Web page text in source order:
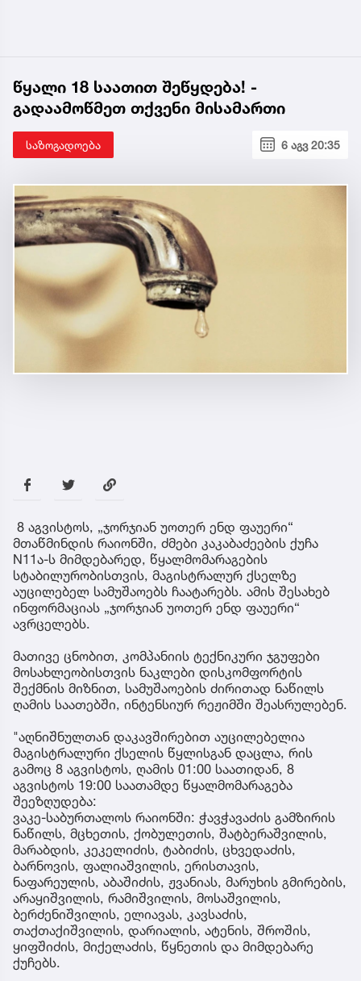
წყალი 18 საათით შეწყდება! -
გადაამოწმეთ თქვენი მისამართი
საზოგადოება 6 აგვ 20:35
8 აგვისტოს, „ჯორჯიან უოთერ ენდ ფაუერი“
მთაწმინდის რაიონში, ძმები კაკაბაძეების ქუჩა
N11ა-ს მიმდებარედ, წყალმომარაგების
სტაბილურობისთვის, მაგისტრალურ ქსელზე
აუცილებელ სამუშაოებს ჩაატარებს. ამის შესახებ
ინფორმაციას „ჯორჯიან უოთერ ენდ ფაუერი“
ავრცელებს.
მათივე ცნობით, კომპანიის ტექნიკური ჯგუფები
მოსახლეობისთვის ნაკლები დისკომფორტის
შექმნის მიზნით, სამუშაოების ძირითად ნაწილს
ღამის საათებში, ინტენსიურ რეჟიმში შეასრულებენ.
"აღნიშნულთან დაკავშირებით აუცილებელია
მაგისტრალური ქსელის წყლისგან დაცლა, რის
გამოც 8 აგვისტოს, ღამის 01:00 საათიდან, 8
აგვისტოს 19:00 საათამდე წყალმომარაგება
შეეზღუდება:
ვაკე-საბურთალოს რაიონში: ჭავჭავაძის გამზირის
ნაწილს, მცხეთის, ქობულეთის, შატბერაშვილის,
მარაბდის, კეკელიძის, ტაბიძის, ცხვედაძის,
ბარნოვის, ფალიაშვილის, ერისთავის,
ნაფარეულის, აბაშიძის, ჟვანიას, მარუხის გმირების,
არაყიშვილის, რამიშვილის, მოსაშვილის,
ბერძენიშვილის, ელიავას, კავსაძის,
თაქთაქიშვილის, დარიალის, ატენის, შროშის,
ყიფშიძის, მიქელაძის, წყნეთის და მიმდებარე
ქუჩებს.